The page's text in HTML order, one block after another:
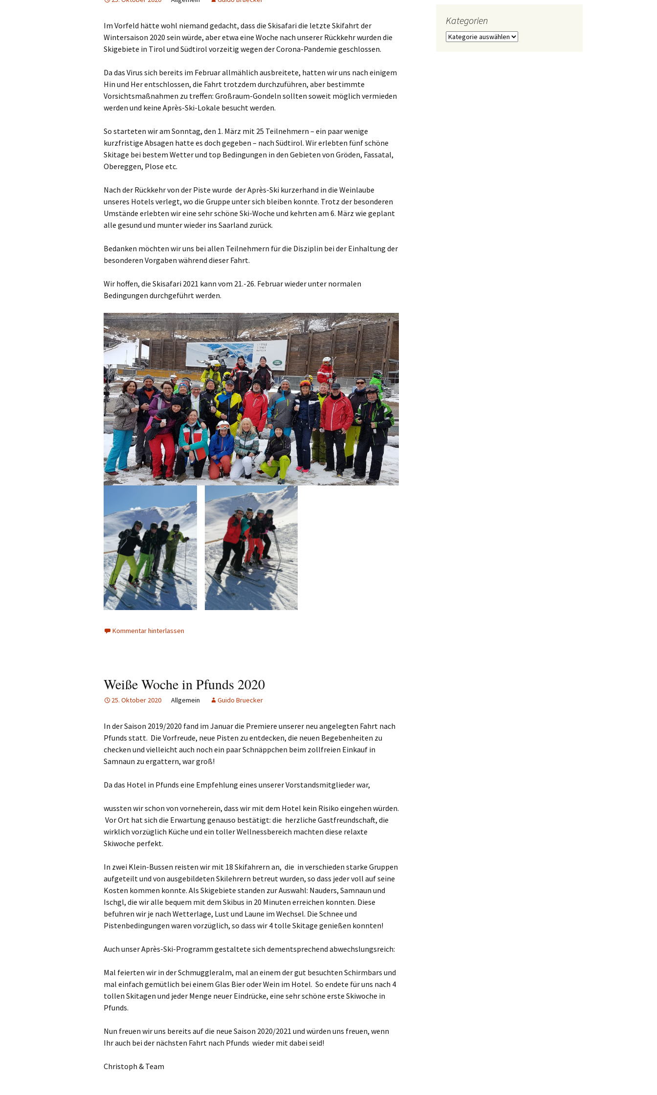
Im Vorfeld hätte wohl niemand gedacht, dass die Skisafari die letzte Skifahrt der
Wintersaison 2020 sein würde, aber etwa eine Woche nach unserer Rückkehr wurden die
Skigebiete in Tirol und Südtirol vorzeitig wegen der Corona-Pandemie geschlossen.
Da das Virus sich bereits im Februar allmählich ausbreitete, hatten wir uns nach einigem
Hin und Her entschlossen, die Fahrt trotzdem durchzuführen, aber bestimmte
Vorsichtsmaßnahmen zu treffen: Großraum-Gondeln sollten soweit möglich vermieden
werden und keine Après-Ski-Lokale besucht werden.
So starteten wir am Sonntag, den 1. März mit 25 Teilnehmern – ein paar wenige
kurzfristige Absagen hatte es doch gegeben – nach Südtirol. Wir erlebten fünf schöne
Skitage bei bestem Wetter und top Bedingungen in den Gebieten von Gröden, Fassatal,
Obereggen, Plose etc.
Nach der Rückkehr von der Piste wurde der Après-Ski kurzerhand in die Weinlaube
unseres Hotels verlegt, wo die Gruppe unter sich bleiben konnte. Trotz der besonderen
Umstände erlebten wir eine sehr schöne Ski-Woche und kehrten am 6. März wie geplant
alle gesund und munter wieder ins Saarland zurück.
Bedanken möchten wir uns bei allen Teilnehmern für die Disziplin bei der Einhaltung der
besonderen Vorgaben während dieser Fahrt.
Wir hoffen, die Skisafari 2021 kann vom 21.-26. Februar wieder unter normalen
Bedingungen durchgeführt werden.
Kommentar hinterlassen
Weiße Woche in Pfunds 2020
25. Oktober 2020 Allgemein Guido Bruecker
In der Saison 2019/2020 fand im Januar die Premiere unserer neu angelegten Fahrt nach
Pfunds statt. Die Vorfreude, neue Pisten zu entdecken, die neuen Begebenheiten zu
checken und vielleicht auch noch ein paar Schnäppchen beim zollfreien Einkauf in
Samnaun zu ergattern, war groß!
Da das Hotel in Pfunds eine Empfehlung eines unserer Vorstandsmitglieder war,
wussten wir schon von vorneherein, dass wir mit dem Hotel kein Risiko eingehen würden.
Vor Ort hat sich die Erwartung genauso bestätigt: die herzliche Gastfreundschaft, die
wirklich vorzüglich Küche und ein toller Wellnessbereich machten diese relaxte
Skiwoche perfekt.
In zwei Klein-Bussen reisten wir mit 18 Skifahrern an, die in verschieden starke Gruppen
aufgeteilt und von ausgebildeten Skilehrern betreut wurden, so dass jeder voll auf seine
Kosten kommen konnte. Als Skigebiete standen zur Auswahl: Nauders, Samnaun und
Ischgl, die wir alle bequem mit dem Skibus in 20 Minuten erreichen konnten. Diese
befuhren wir je nach Wetterlage, Lust und Laune im Wechsel. Die Schnee und
Pistenbedingungen waren vorzüglich, so dass wir 4 tolle Skitage genießen konnten!
Auch unser Après-Ski-Programm gestaltete sich dementsprechend abwechslungsreich:
Mal feierten wir in der Schmuggleralm, mal an einem der gut besuchten Schirmbars und
mal einfach gemütlich bei einem Glas Bier oder Wein im Hotel. So endete für uns nach 4
tollen Skitagen und jeder Menge neuer Eindrücke, eine sehr schöne erste Skiwoche in
Pfunds.
Nun freuen wir uns bereits auf die neue Saison 2020/2021 und würden uns freuen, wenn
Ihr auch bei der nächsten Fahrt nach Pfunds wieder mit dabei seid!
Christoph & Team
Kategorien
Kategorien